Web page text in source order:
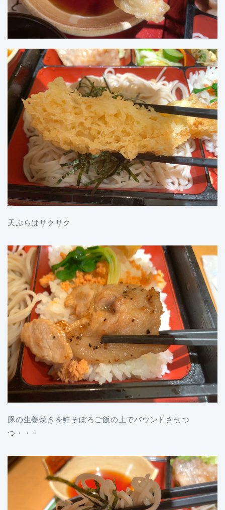
天ぷらはサクサク
豚の生姜焼きを鮭そぼろご飯の上でバウンドさせつ
つ・・・